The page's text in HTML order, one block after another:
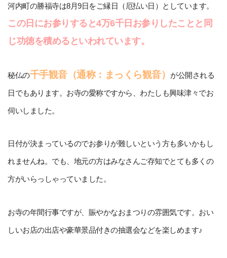
河内町の勝福寺は8月9日をご縁日（厄払い日）としています。
この日にお参りすると4万6千日お参りしたことと同
じ功徳を積めるといわれています。
秘仏の千手観音（通称：まっくら観音） が公開される
日でもあります。お寺の愛称ですから、わたしも興味津々でお
伺いしました。
日付が決まっているのでお参りが難しいという方も多いかもし
れませんね。でも、地元の方はみなさんご存知でとても多くの
方がいらっしゃっていました。
お寺の年間行事ですが、賑やかなおまつりの雰囲気です。おい
しいお店の出店や豪華景品付きの抽選会などを楽しめます♪